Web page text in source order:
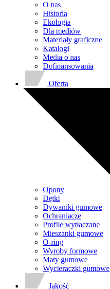
O nas
Historia
Ekologia
Dla mediów
Materiały graficzne
Katalogi
Media o nas
Dofinansowania
Oferta
Opony
Dętki
Dywaniki gumowe
Ochraniacze
Profile wytłaczane
Mieszanki gumowe
O-ring
Wyroby formowe
Maty gumowe
Wycieraczki gumowe
Jakość